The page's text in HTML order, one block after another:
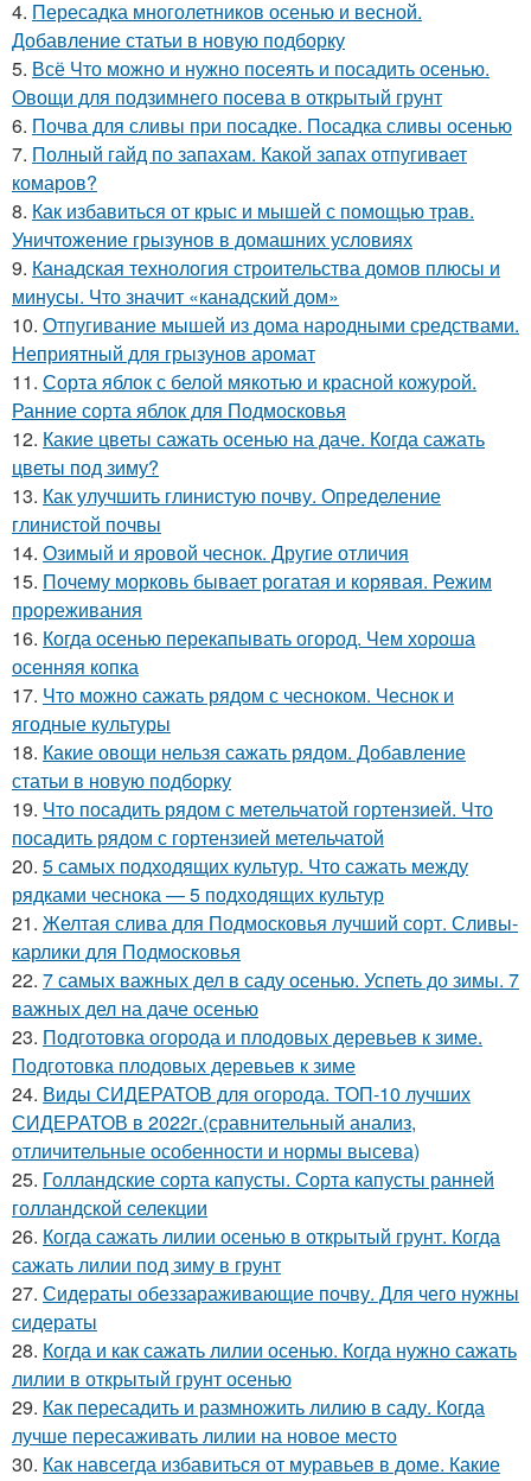
4. Пересадка многолетников осенью и весной.
Добавление статьи в новую подборку
5. Всё Что можно и нужно посеять и посадить осенью.
Овощи для подзимнего посева в открытый грунт
6. Почва для сливы при посадке. Посадка сливы осенью
7. Полный гайд по запахам. Какой запах отпугивает
комаров?
8. Как избавиться от крыс и мышей с помощью трав.
Уничтожение грызунов в домашних условиях
9. Канадская технология строительства домов плюсы и
минусы. Что значит «канадский дом»
10. Отпугивание мышей из дома народными средствами.
Неприятный для грызунов аромат
11. Сорта яблок с белой мякотью и красной кожурой.
Ранние сорта яблок для Подмосковья
12. Какие цветы сажать осенью на даче. Когда сажать
цветы под зиму?
13. Как улучшить глинистую почву. Определение
глинистой почвы
14. Озимый и яровой чеснок. Другие отличия
15. Почему морковь бывает рогатая и корявая. Режим
прореживания
16. Когда осенью перекапывать огород. Чем хороша
осенняя копка
17. Что можно сажать рядом с чесноком. Чеснок и
ягодные культуры
18. Какие овощи нельзя сажать рядом. Добавление
статьи в новую подборку
19. Что посадить рядом с метельчатой гортензией. Что
посадить рядом с гортензией метельчатой
20. 5 самых подходящих культур. Что сажать между
рядками чеснока — 5 подходящих культур
21. Желтая слива для Подмосковья лучший сорт. Сливы-
карлики для Подмосковья
22. 7 самых важных дел в саду осенью. Успеть до зимы. 7
важных дел на даче осенью
23. Подготовка огорода и плодовых деревьев к зиме.
Подготовка плодовых деревьев к зиме
24. Виды СИДЕРАТОВ для огорода. ТОП-10 лучших
СИДЕРАТОВ в 2022г.(сравнительный анализ,
отличительные особенности и нормы высева)
25. Голландские сорта капусты. Сорта капусты ранней
голландской селекции
26. Когда сажать лилии осенью в открытый грунт. Когда
сажать лилии под зиму в грунт
27. Сидераты обеззараживающие почву. Для чего нужны
сидераты
28. Когда и как сажать лилии осенью. Когда нужно сажать
лилии в открытый грунт осенью
29. Как пересадить и размножить лилию в саду. Когда
лучше пересаживать лилии на новое место
30. Как навсегда избавиться от муравьев в доме. Какие